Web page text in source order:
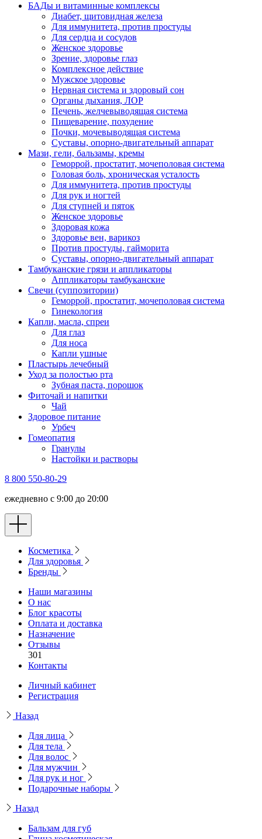
БАДы и витаминные комплексы
Диабет, щитовидная железа
Для иммунитета, против простуды
Для сердца и сосудов
Женское здоровье
Зрение, здоровье глаз
Комплексное действие
Мужское здоровье
Нервная система и здоровый сон
Органы дыхания, ЛОР
Печень, желчевыводящая система
Пищеварение, похудение
Почки, мочевыводящая система
Суставы, опорно-двигательный аппарат
Мази, гели, бальзамы, кремы
Геморрой, простатит, мочеполовая система
Головая боль, хроническая усталость
Для иммунитета, против простуды
Для рук и ногтей
Для ступней и пяток
Женское здоровье
Здоровая кожа
Здоровье вен, варикоз
Против простуды, гайморита
Суставы, опорно-двигательный аппарат
Тамбуканские грязи и аппликаторы
Аппликаторы тамбуканские
Свечи (суппозитории)
Геморрой, простатит, мочеполовая система
Гинекология
Капли, масла, спреи
Для глаз
Для носа
Капли ушные
Пластырь лечебный
Уход за полостью рта
Зубная паста, порошок
Фиточай и напитки
Чай
Здоровое питание
Урбеч
Гомеопатия
Гранулы
Настойки и растворы
8 800 550-80-29
ежедневно с 9:00 до 20:00
Косметика
Для здоровья
Бренды
Наши магазины
О нас
Блог красоты
Оплата и доставка
Назначение
Отзывы
301
Контакты
Личный кабинет
Регистрация
Назад
Для лица
Для тела
Для волос
Для мужчин
Для рук и ног
Подарочные наборы
Назад
Бальзам для губ